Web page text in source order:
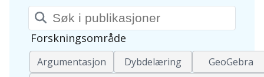
Søkeord
Forskningsområde
Argumentasjon Dybdelæring
GeoGebra